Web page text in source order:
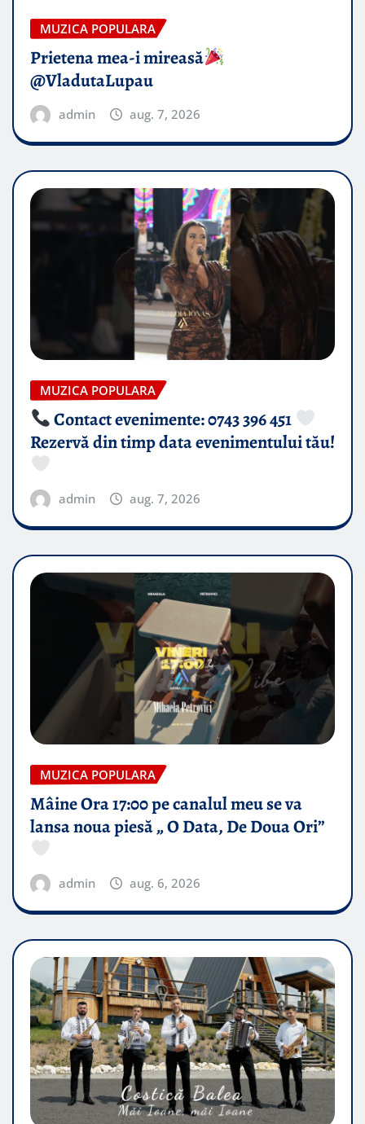
MUZICA POPULARA
Prietena mea-i mireasă​
@VladutaLupau
admin aug. 7, 2026
MUZICA POPULARA
Contact evenimente: 0743 396 451
Rezervă din timp data evenimentului tău!
admin aug. 7, 2026
MUZICA POPULARA
Mâine Ora 17:00 pe canalul meu se va
lansa noua piesă „ O Data, De Doua Ori”
admin aug. 6, 2026